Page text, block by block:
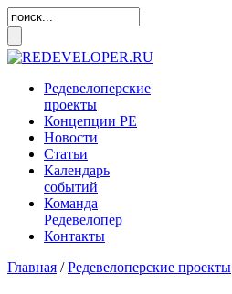
Редевелоперские
проекты
Концепции РЕ
Новости
Статьи
Календарь
событий
Команда
Редевелопер
Контакты
Главная /Редевелоперские проекты